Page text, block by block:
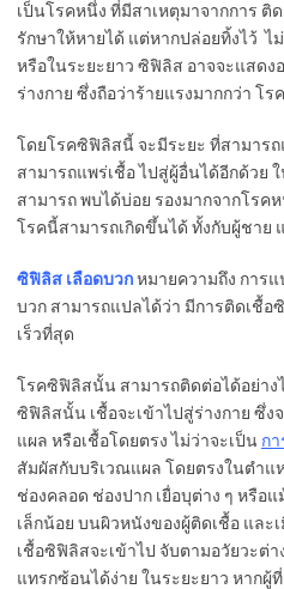
เป็นโรคหนึ่ง ที่มีสาเหตุมาจากการ ติ
รักษาให้หายได้ แต่หากปล่อยทิ้งไว้ ไ
หรือในระยะยาว ซิฟิลิส อาจจะแสดง
ร่างกาย ซึ่งถือว่าร้ายแรงมากกว่า โ
โดยโรคซิฟิลิสนี้ จะมีระยะ ที่สามาร
สามารถแพร่เชื้อ ไปสู่ผู้อื่นได้อีกด้วย
สามารถ พบได้บ่อย รองมากจากโรค
โรคนี้สามารถเกิดขึ้นได้ ทั้งกับผู้ชาย
ซิฟิลิส เลือดบวกหมายความถึง การ
บวก สามารถแปลได้ว่า มีการติดเชื้อ
เร็วที่สุด
โรคซิฟิลิสนั้น สามารถติดต่อได้อย่าง
ซิฟิลิสนั้น เชื้อจะเข้าไปสู่ร่างกาย ซึ่ง
แผล หรือเชื้อโดยตรง ไม่ว่าจะเป็น ก
สัมผัสกับบริเวณแผล โดยตรงในตำแ
ช่องคลอด ช่องปาก เยื่อบุต่าง ๆ หรือ
เล็กน้อย บนผิวหนังของผู้ติดเชื้อ และ
เชื้อซิฟิลิสจะเข้าไป จับตามอวัยวะต่
แทรกซ้อนได้ง่าย ในระยะยาว หาก